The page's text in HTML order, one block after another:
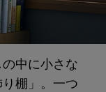
中に小さな
棚」。一つ